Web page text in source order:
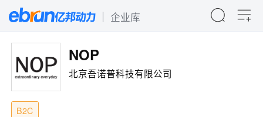
企业库
NOP
北京吾诺普科技有限公司
B2C